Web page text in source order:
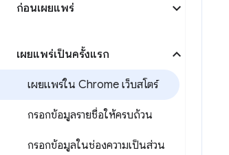
ก่อนเผยแพร่
เผยแพร่เป็นครั้งแรก
เผยแพร่ใน Chrome เว็บสโตร์
กรอกข้อมูลรายชื่อให้ครบถ้วน
กรอกข้อมูลในช่องความเป็นส่วน